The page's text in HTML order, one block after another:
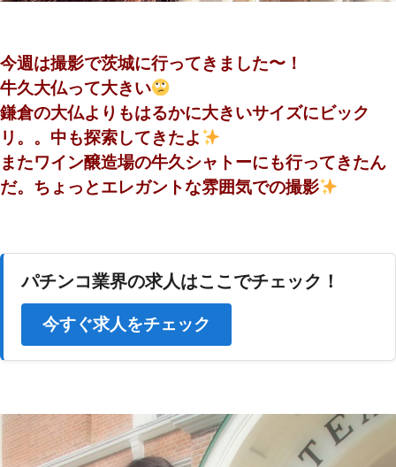
今週は撮影で茨城に行ってきました〜！
牛久大仏って大きい
鎌倉の大仏よりもはるかに大きいサイズにビック
リ。。中も探索してきたよ
またワイン醸造場の牛久シャトーにも行ってきたん
だ。ちょっとエレガントな雰囲気での撮影
パチンコ業界の求人はここでチェック！
今すぐ求人をチェック